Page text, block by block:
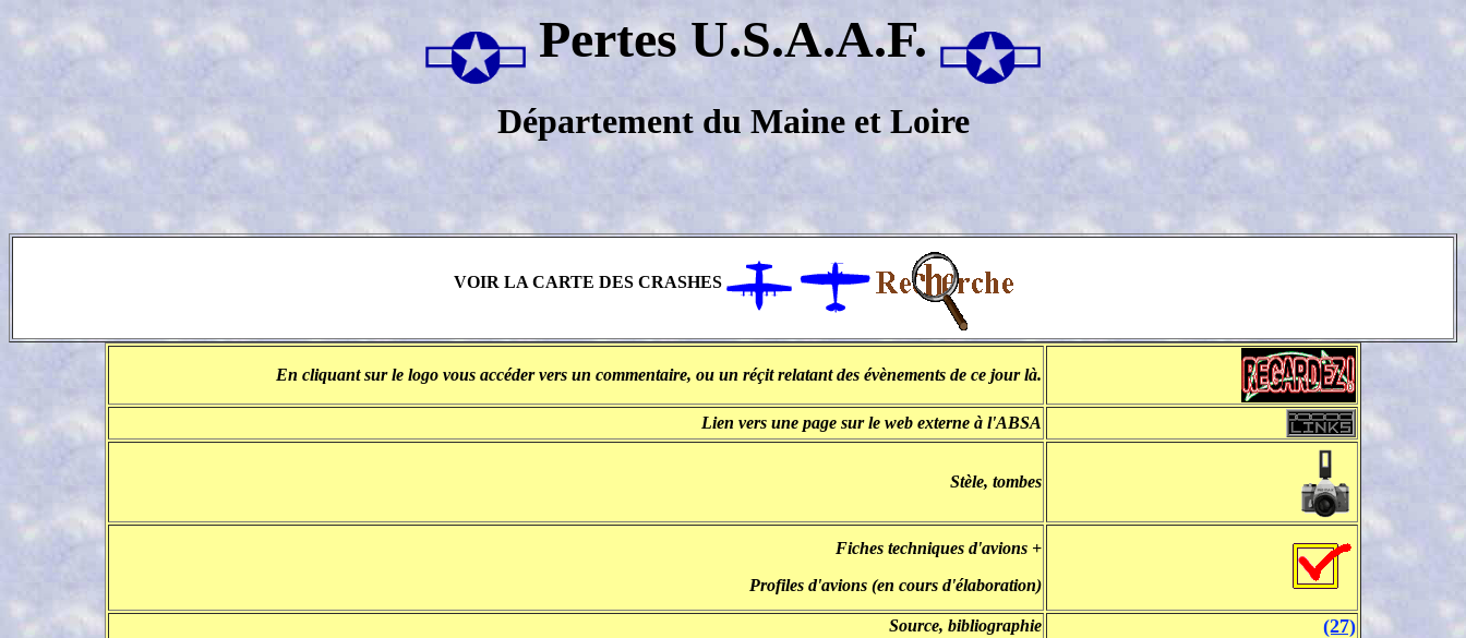
Pertes U.S.A.A.F.
Département du Maine et Loire
VOIR LA CARTE DES CRASHES
En cliquant sur le logo vous accéder vers un commentaire, ou un réçit relatant des évènements de ce jour là.
Lien vers une page sur le web externe à l'ABSA
Stèle, tombes
Fiches techniques d'avions +
Profiles d'avions (en cours d'élaboration)
Source, bibliographie (27)